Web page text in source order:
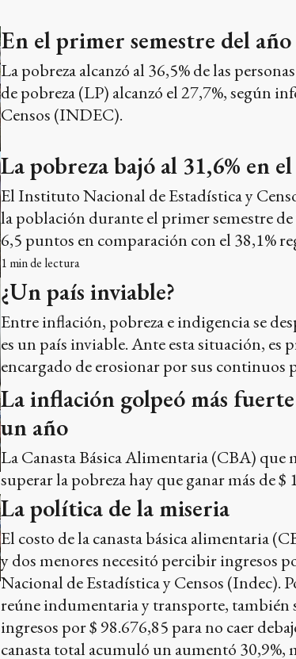
En el primer semestre del
La pobreza alcanzó al 36,5% de las
de pobreza (LP) alcanzó el 27,7%, según
Censos (INDEC).
La pobreza bajó al 31,6% en
El Instituto Nacional de Estadística y
la población durante el primer semestre
6,5 puntos en comparación con el 38,1%
1 min de lectura
¿Un país inviable?
Entre inflación, pobreza e indigencia se
es un país inviable. Ante esta situación,
encargado de erosionar por sus continuos
La inflación golpeó más
un año
La Canasta Básica Alimentaria (CBA) que
superar la pobreza hay que ganar más de $
La política de la miseria
El costo de la canasta básica alimentaria
y dos menores necesitó percibir ingresos
Nacional de Estadística y Censos (Indec).
reúne indumentaria y transporte, también
ingresos por $ 98.676,85 para no caer
canasta total acumuló un aumentó 30,9%,